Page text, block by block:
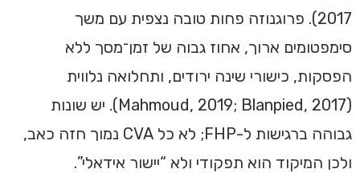
2017). פרוגנוזה פחות טובה נצפית עם משך
סימפטומים ארוך, אחוז גבוה של זמן־מסך ללא
הפסקות, כישורי שינה ירודים, ותחלואה נלווית
(Mahmoud, 2019; Blanpied, 2017). יש שונות
גבוהה ברגישות ל-FHP; לא כל CVA נמוך חזה כאב,
ולכן המיקוד הוא תפקודי ולא “יישור אידאלי”.